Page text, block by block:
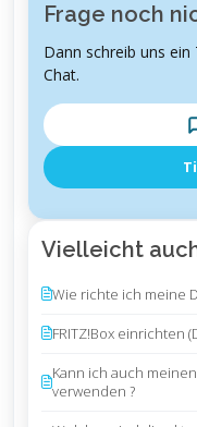
Frage noch
Dann schreib uns
Chat.
Vielleicht
Wie richte ich meine
FRITZ!Box einrichten
Kann ich auch
verwenden ?